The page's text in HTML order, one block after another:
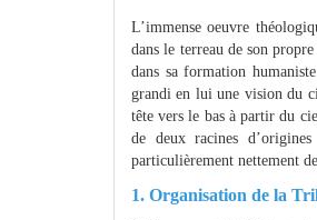
L’immense oeuvre
dans le terreau de son
dans sa formation
grandi en lui une vision du
tête vers le bas à partir du
de deux racines
particulièrement nettement
1. Organisation de la